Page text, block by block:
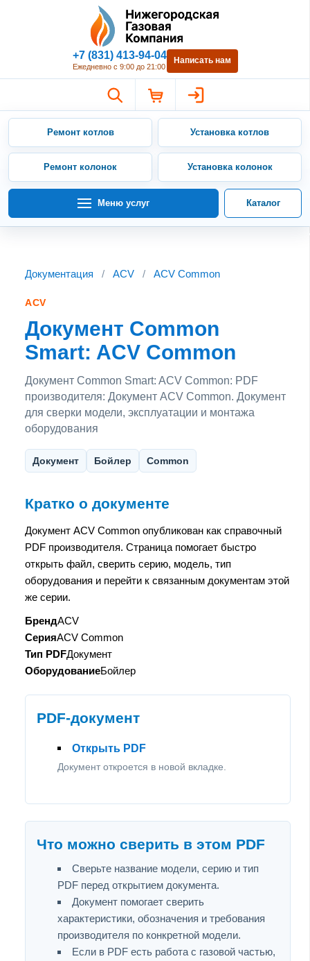
Нижегородская Газовая
+7 (831) 413-94-04
Ежедневно с 9:00 до 21:00
Написать нам
Ремонт котлов Установка котлов
Ремонт колонок Установка колонок
Меню услуг Каталог
Документация / ACV / ACV Common
ACV
Документ Common
Smart: ACV Common
Документ Common Smart: ACV Common: PDF
производителя: Документ ACV Common. Документ
для сверки модели, эксплуатации и монтажа
оборудования
Документ Бойлер Common
Кратко о документе
Документ ACV Common опубликован как справочный
PDF производителя. Страница помогает быстро
открыть файл, сверить серию, модель, тип
оборудования и перейти к связанным документам этой
же серии.
БрендACV
СерияACV Common
Тип PDFДокумент
ОборудованиеБойлер
PDF-документ
Открыть PDF
Документ откроется в новой вкладке.
Что можно сверить в этом PDF
Сверьте название модели, серию и тип
PDF перед открытием документа.
Документ помогает сверить
характеристики, обозначения и требования
производителя по конкретной модели.
Если в PDF есть работа с газовой частью,